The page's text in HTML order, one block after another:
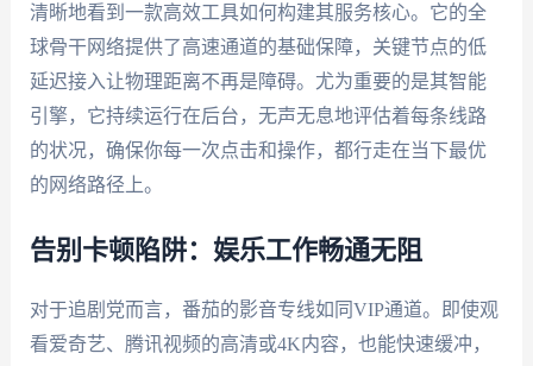
清晰地看到一款高效工具如何构建其服务核心。它的全
球骨干网络提供了高速通道的基础保障，关键节点的低
延迟接入让物理距离不再是障碍。尤为重要的是其智能
引擎，它持续运行在后台，无声无息地评估着每条线路
的状况，确保你每一次点击和操作，都行走在当下最优
的网络路径上。
告别卡顿陷阱：娱乐工作畅通无阻
对于追剧党而言，番茄的影音专线如同VIP通道。即使观
看爱奇艺、腾讯视频的高清或4K内容，也能快速缓冲，